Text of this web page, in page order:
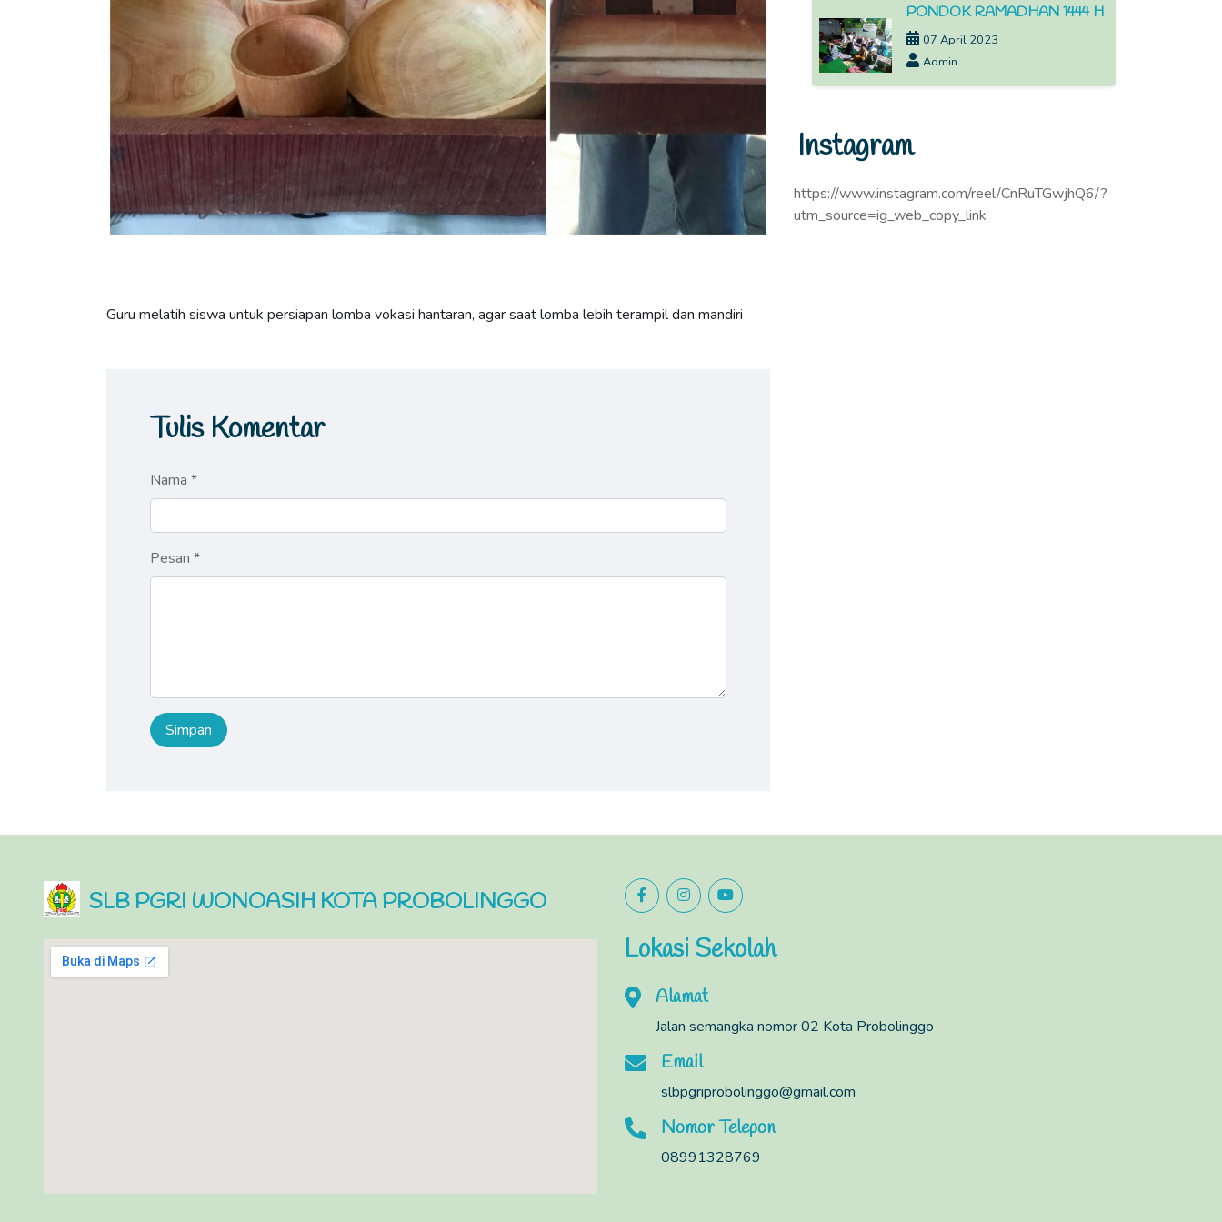
Guru melatih siswa untuk persiapan lomba vokasi hantaran, agar saat lomba lebih terampil dan mandiri
Tulis Komentar
Nama *
Pesan *
PONDOK RAMADHAN 1444 H
07 April 2023
Admin
Instagram
https://www.instagram.com/reel/CnRuTGwjhQ6/?
utm_source=ig_web_copy_link
SLB PGRI WONOASIH KOTA PROBOLINGGO
Lokasi Sekolah
Alamat
Jalan semangka nomor 02 Kota Probolinggo
Email
slbpgriprobolinggo@gmail.com
Nomor Telepon
08991328769